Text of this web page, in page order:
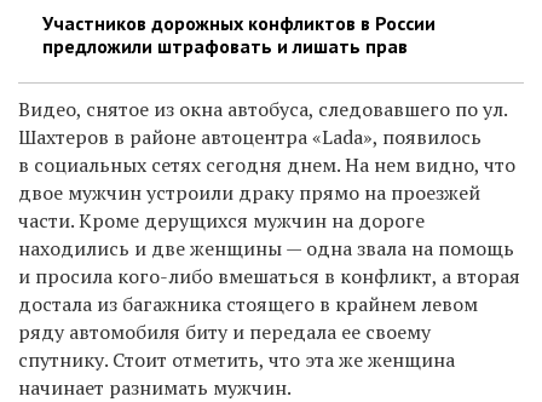
Участников дорожных конфликтов в России
предложили штрафовать и лишать прав
Видео, снятое из окна автобуса, следовавшего по ул.
Шахтеров в районе автоцентра «Lada», появилось
в социальных сетях сегодня днем. На нем видно, что
двое мужчин устроили драку прямо на проезжей
части. Кроме дерущихся мужчин на дороге
находились и две женщины — одна звала на помощь
и просила кого-либо вмешаться в конфликт, а вторая
достала из багажника стоящего в крайнем левом
ряду автомобиля биту и передала ее своему
спутнику. Стоит отметить, что эта же женщина
начинает разнимать мужчин.